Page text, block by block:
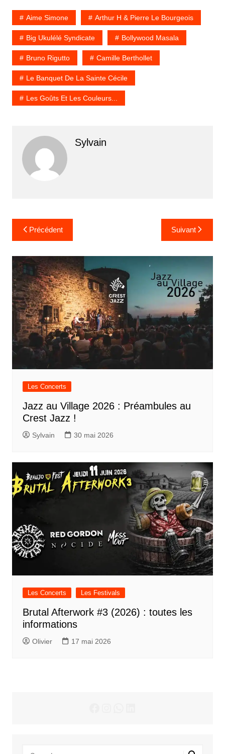
Aime Simone Arthur H & Pierre Le Bourgeois
Big Ukulélé Syndicate Bollywood Masala
Bruno Rigutto Camille Berthollet
Le Banquet De La Sainte Cécile
Les Goûts Et Les Couleurs...
Sylvain
Navigation
de
l’article
Précédent Suivant
Les Concerts
Jazz au Village 2026 : Préambules au
Crest Jazz !
Sylvain 30 mai 2026
Les Concerts Les Festivals
Brutal Afterwork #3 (2026) : toutes les
informations
Olivier 17 mai 2026